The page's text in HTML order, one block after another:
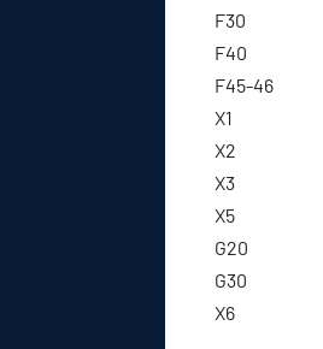
F30
F40
F45-46
X1
X2
X3
X5
G20
G30
X6